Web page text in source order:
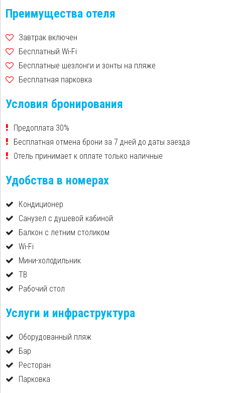
Преимущества отеля
Завтрак включен
Бесплатный Wi-Fi
Бесплатные шезлонги и зонты на пляже
Бесплатная парковка
Условия бронирования
Предоплата 30%
Бесплатная отмена брони за 7 дней до даты заезда
Отель принимает к оплате только наличные
Удобства в номерах
Кондиционер
Санузел с душевой кабиной
Балкон с летним столиком
Wi-Fi
Мини-холодильник
ТВ
Рабочий стол
Услуги и инфраструктура
Оборудованный пляж
Бар
Ресторан
Парковка